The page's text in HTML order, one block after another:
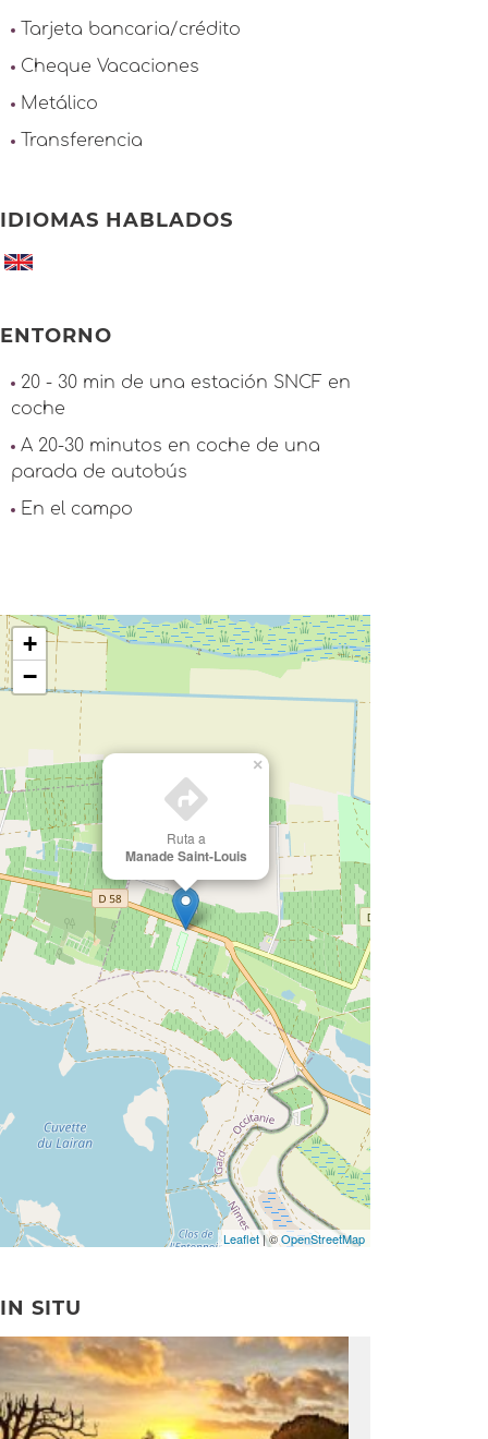
Tarjeta bancaria/crédito
Cheque Vacaciones
Metálico
Transferencia
IDIOMAS HABLADOS
ENTORNO
20 - 30 min de una estación SNCF en
coche
A 20-30 minutos en coche de una
parada de autobús
En el campo
Ruta a
Manade Saint-Louis
×
+
−
Leaflet| ©OpenStreetMap
IN SITU